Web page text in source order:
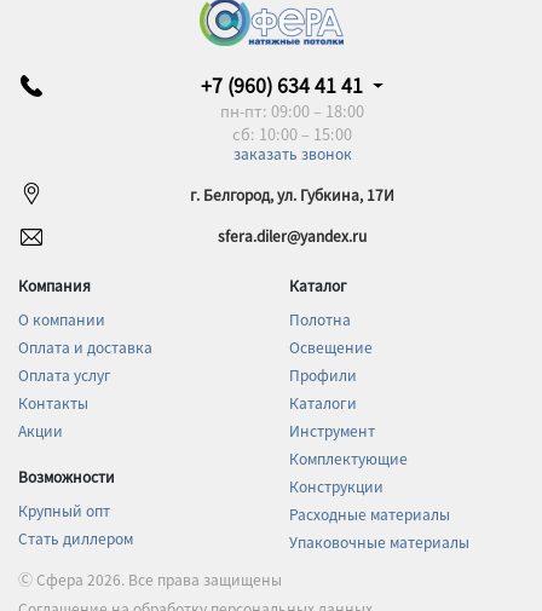
+7 (960) 634 41 41
пн-пт: 09:00 – 18:00
сб: 10:00 – 15:00
заказать звонок
г. Белгород, ул. Губкина, 17И
sfera.diler@yandex.ru
Компания
О компании
Оплата и доставка
Оплата услуг
Контакты
Акции
Возможности
Крупный опт
Стать диллером
Каталог
Полотна
Освещение
Профили
Каталоги
Инструмент
Комплектующие
Конструкции
Расходные материалы
Упаковочные материалы
Ⓒ Сфера 2026. Все права защищены